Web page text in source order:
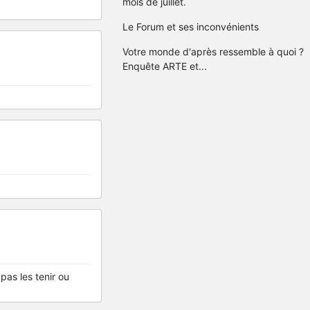
les tenir ou
Le Forum et ses inconvénients
Votre monde d'après ressemble à quoi ?
Enquête ARTE et...